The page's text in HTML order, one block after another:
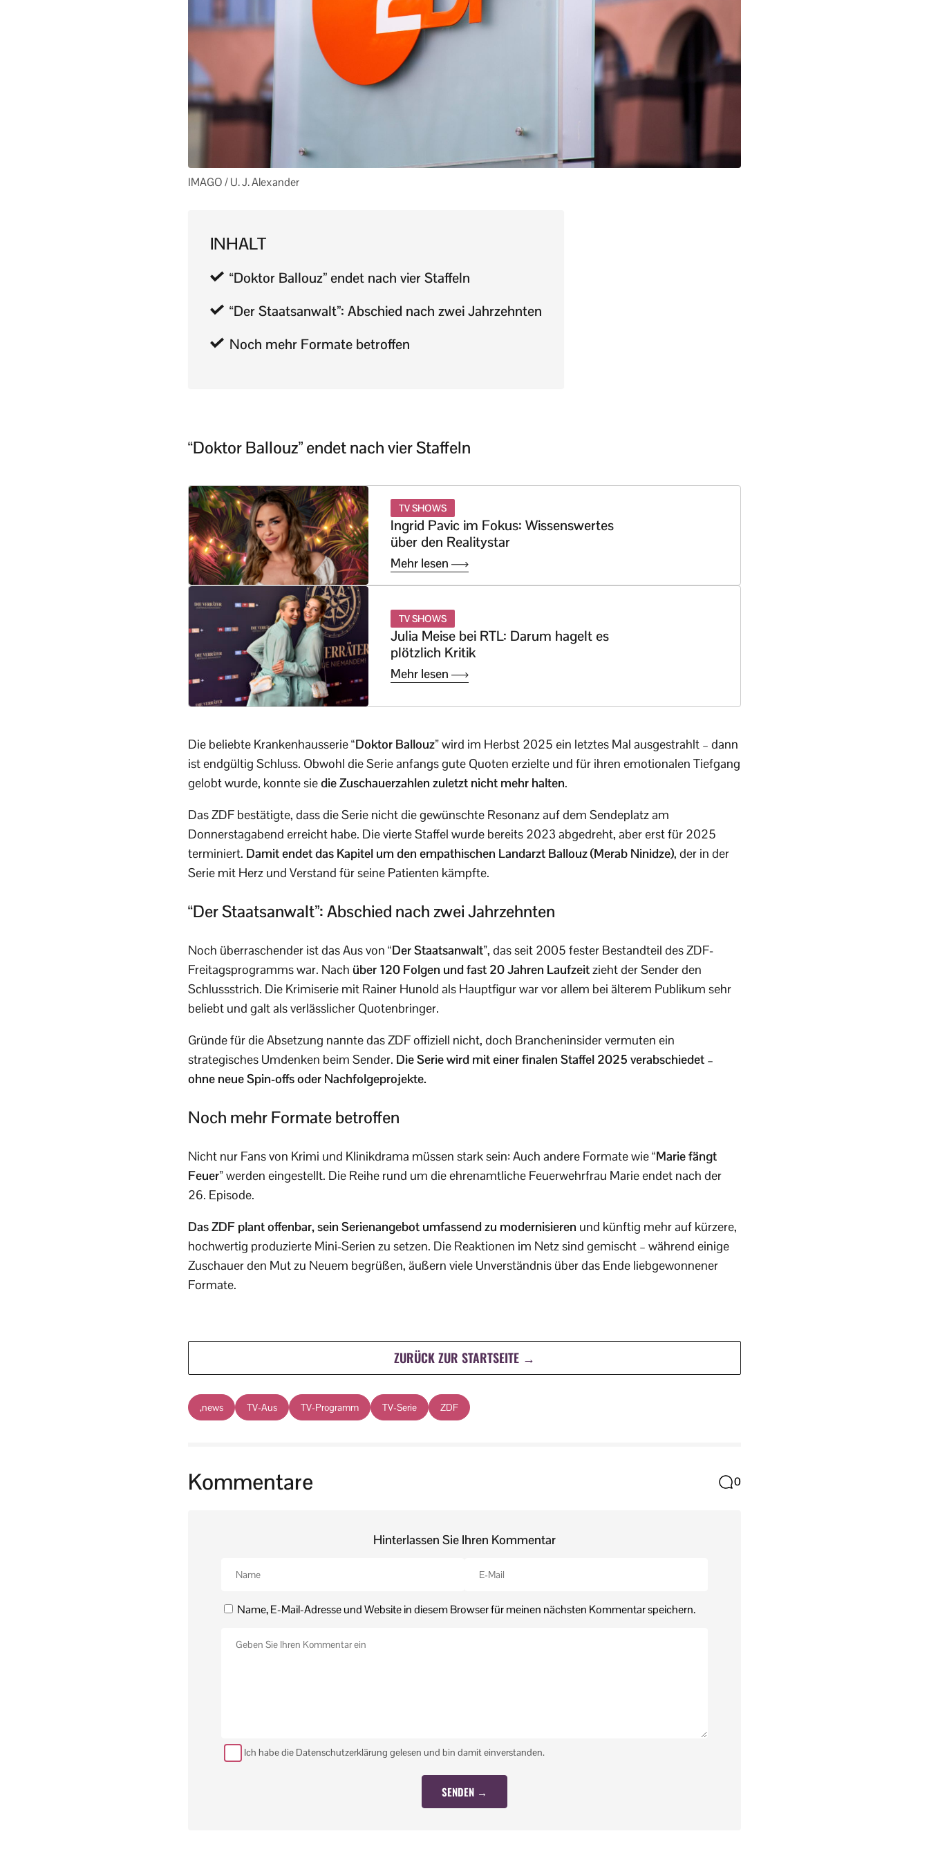
IMAGO / U. J. Alexander
INHALT
“Doktor Ballouz” endet nach vier Staffeln
“Der Staatsanwalt”: Abschied nach zwei Jahrzehnten
Noch mehr Formate betroffen
“Doktor Ballouz” endet nach vier Staffeln
TV SHOWS
Ingrid Pavic im Fokus: Wissenswertes
über den Realitystar
Mehr lesen
TV SHOWS
Julia Meise bei RTL: Darum hagelt es
plötzlich Kritik
Mehr lesen
Die beliebte Krankenhausserie“Doktor Ballouz”wird im Herbst 2025 ein letztes Mal ausgestrahlt – dann
ist endgültig Schluss. Obwohl die Serie anfangs gute Quoten erzielte und für ihren emotionalen Tiefgang
gelobt wurde, konnte siedie Zuschauerzahlen zuletzt nicht mehr halten.
Das ZDF bestätigte, dass die Serie nicht die gewünschte Resonanz auf dem Sendeplatz am
Donnerstagabend erreicht habe. Die vierte Staffel wurde bereits 2023 abgedreht, aber erst für 2025
terminiert. Damit endet das Kapitel um den empathischen Landarzt Ballouz (Merab Ninidze), der in der
Serie mit Herz und Verstand für seine Patienten kämpfte.
“Der Staatsanwalt”: Abschied nach zwei Jahrzehnten
Noch überraschender ist das Aus von “Der Staatsanwalt”, das seit 2005 fester Bestandteil des ZDF-
Freitagsprogramms war. Nach über 120 Folgen und fast 20 Jahren Laufzeitzieht der Sender den
Schlussstrich. Die Krimiserie mit Rainer Hunold als Hauptfigur war vor allem bei älterem Publikum sehr
beliebt und galt als verlässlicher Quotenbringer.
Gründe für die Absetzung nannte das ZDF offiziell nicht, doch Brancheninsider vermuten ein
strategisches Umdenken beim Sender. Die Serie wird mit einer finalen Staffel 2025 verabschiedet –
ohne neue Spin-offs oder Nachfolgeprojekte.
Noch mehr Formate betroffen
Nicht nur Fans von Krimi und Klinikdrama müssen stark sein: Auch andere Formate wie“Marie fängt
Feuer”werden eingestellt. Die Reihe rund um die ehrenamtliche Feuerwehrfrau Marie endet nach der
26. Episode.
Das ZDF plant offenbar, sein Serienangebot umfassend zu modernisieren und künftig mehr auf kürzere,
hochwertig produzierte Mini-Serien zu setzen. Die Reaktionen im Netz sind gemischt – während einige
Zuschauer den Mut zu Neuem begrüßen, äußern viele Unverständnis über das Ende liebgewonnener
Formate.
ZURÜCK ZUR STARTSEITE →
,news TV-Aus TV-Programm TV-Serie ZDF
Kommentare 0
Hinterlassen Sie Ihren Kommentar
Name, E-Mail-Adresse und Website in diesem Browser für meinen nächsten Kommentar speichern.
Ich habe die Datenschutzerklärung gelesen und bin damit einverstanden.